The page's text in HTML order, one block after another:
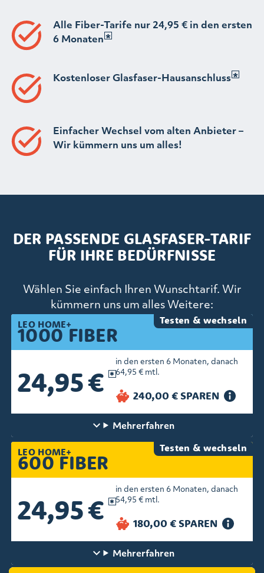
Alle Fiber-Tarife nur 24,95 € in den ersten
6 Monaten
Kostenloser Glasfaser-Hausanschluss
Einfacher Wechsel vom alten Anbieter –
Wir kümmern uns um alles!
DER PASSENDE GLASFASER-TARIF
FÜR IHRE BEDÜRFNISSE
Wählen Sie einfach Ihren Wunschtarif. Wir
kümmern uns um alles Weitere:
LEO HOME+
600 FIBER
Testen & wechseln
24,95 €
in den ersten 6 Monaten, danach
54,95 € mtl.
Mehrerfahren
LEO HOME+
1000 FIBER
Testen & wechseln
24,95 €
in den ersten 6 Monaten, danach
64,95 € mtl.
Mehrerfahren